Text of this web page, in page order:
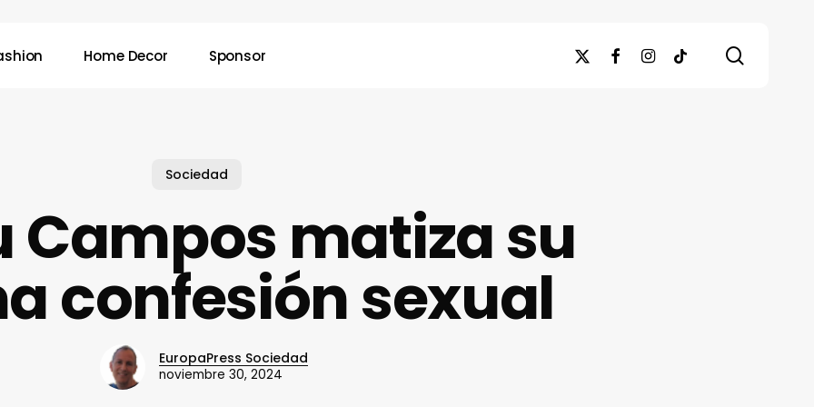
Home Decor Sponsor
x-
facebookinstagram
tiktok
Sociedad
Campos matiza su
confesión sexual
EuropaPress Sociedad
noviembre 30, 2024